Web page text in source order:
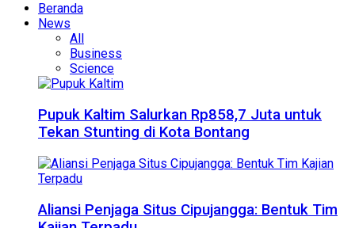
Beranda
News
All
Business
Science
Pupuk Kaltim Salurkan Rp858,7 Juta untuk
Tekan Stunting di Kota Bontang
Aliansi Penjaga Situs Cipujangga: Bentuk Tim